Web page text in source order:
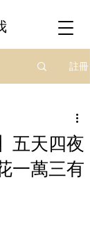
註冊
五天四夜
一萬三有